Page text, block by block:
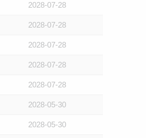
2028-07-28
2028-07-28
2028-07-28
2028-07-28
2028-07-28
2028-05-30
2028-05-30